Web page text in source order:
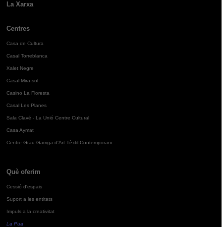
La Xarxa
Centres
Casa de Cultura
Casal Torreblanca
Xalet Negre
Casal Mira-sol
Casino La Floresta
Casal Les Planes
Sala Clavé - La Unió Centre Cultural
Casa Aymat
Centre Grau-Garriga d'Art Tèxtil Contemporani
Què oferim
Cessió d'espais
Suport a les entitats
Impuls a la creativitat
La Pua